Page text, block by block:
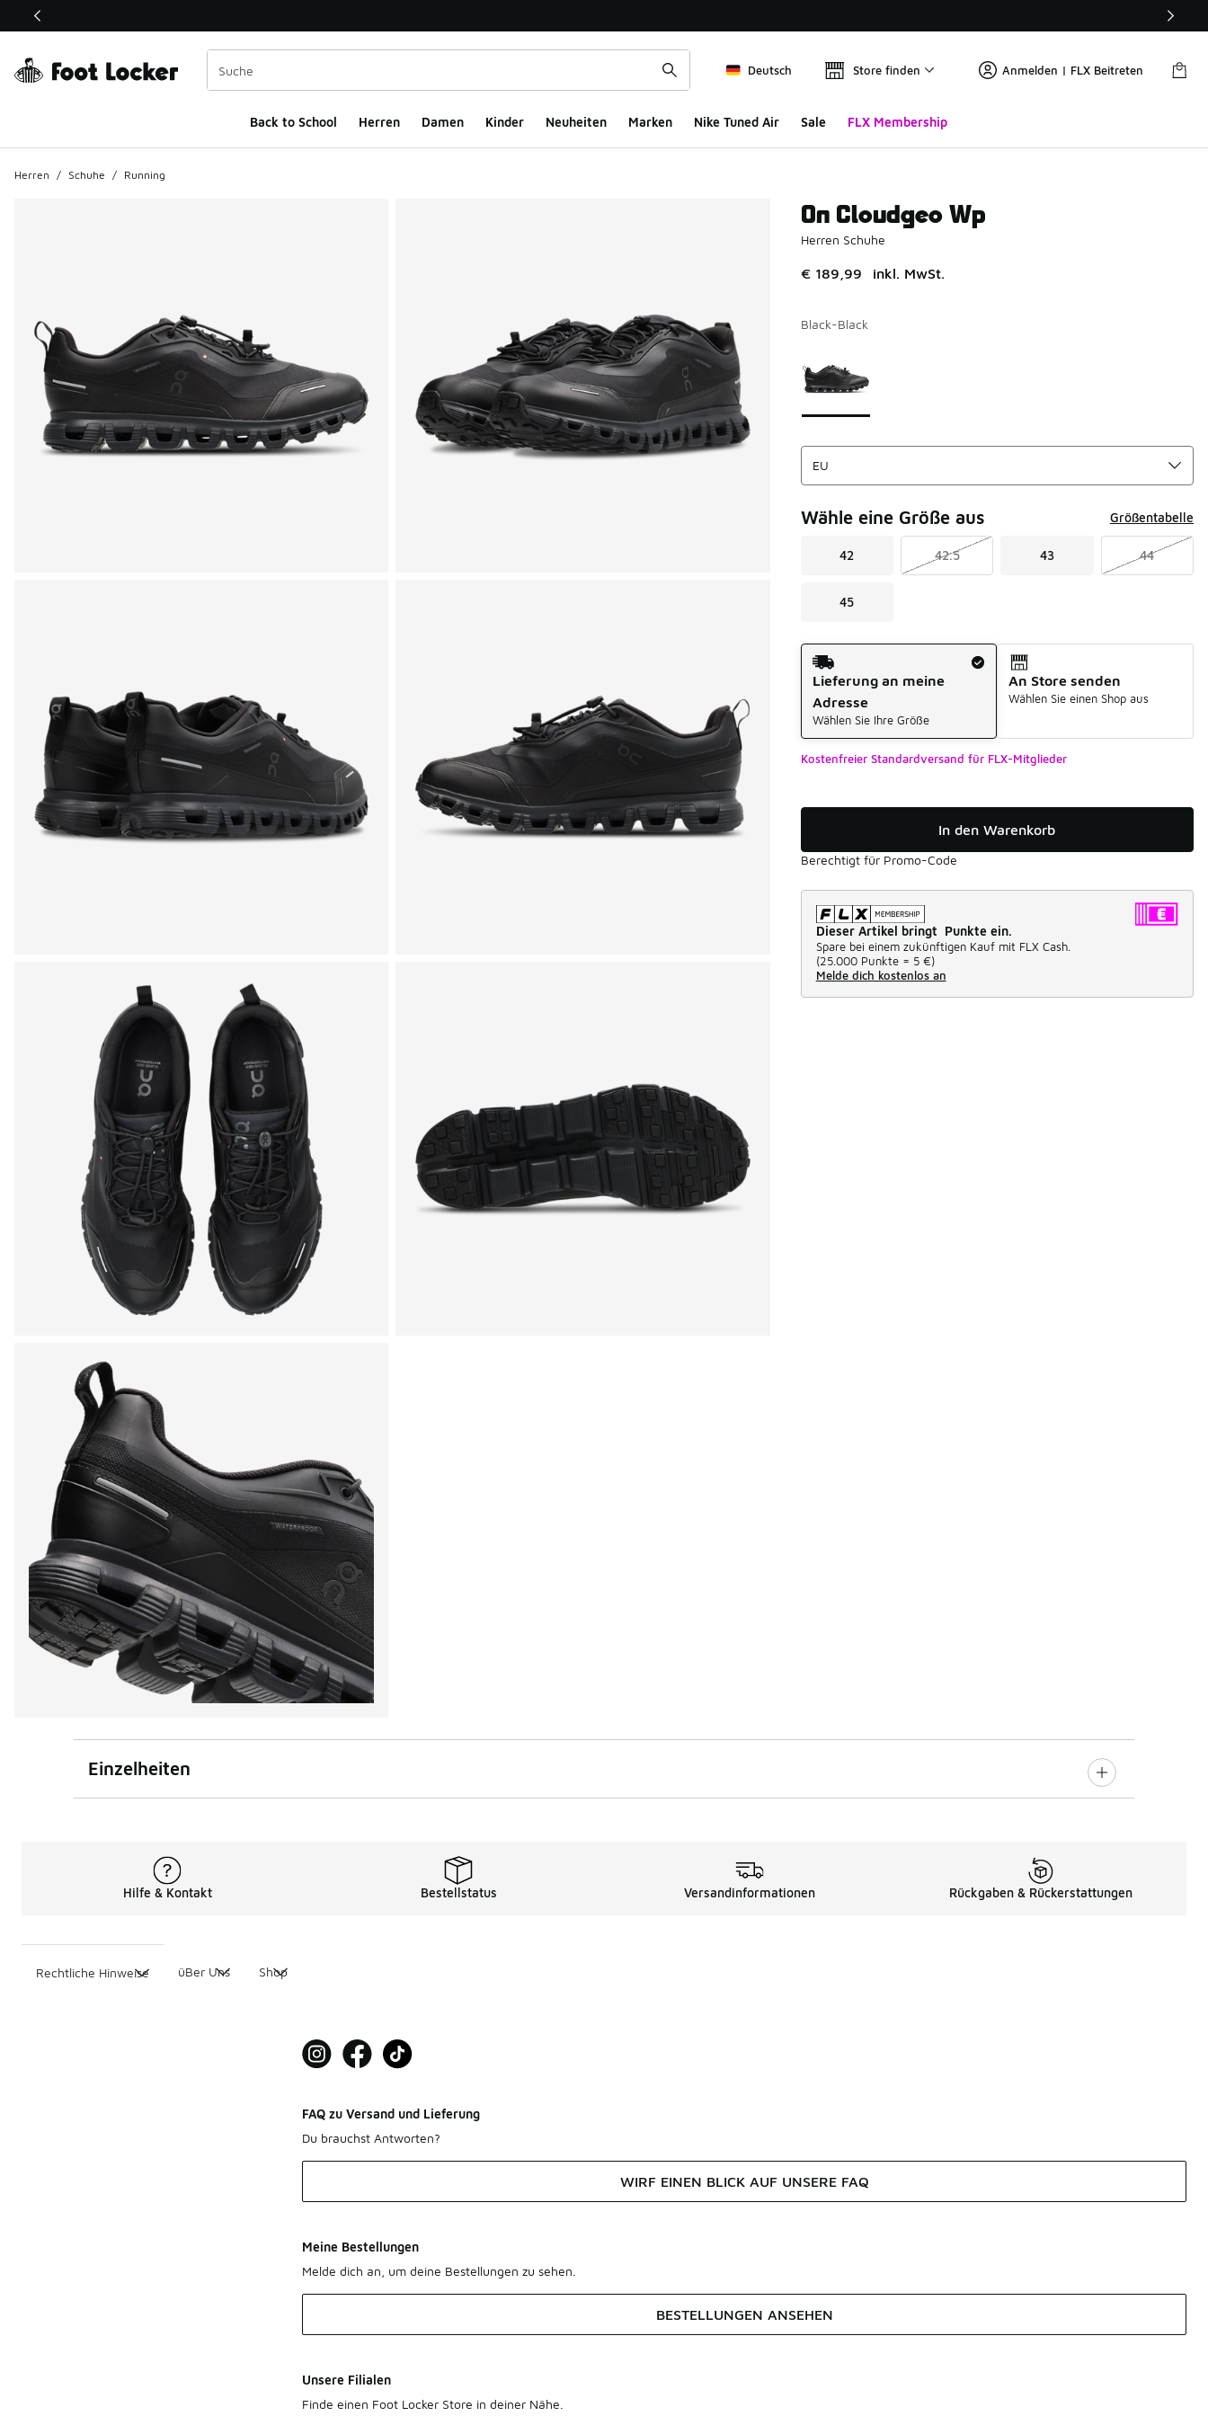
Dieser Link öffnet sich in einem neuen Fenster
Deutsch Store finden Anmelden | FLX Beitreten
Back to School Herren Damen Kinder Neuheiten Marken Nike Tuned Air Sale FLX Membership
Herren / Schuhe / Running
On Cloudgeo Wp
Herren Schuhe
€ 189,99 inkl. MwSt.
Black-Black
Wähle eine Größe aus Größentabelle
42 42.5 43 44
45
Versandart
Lieferung an meine
Adresse
Wählen Sie Ihre Größe
An Store senden
Wählen Sie einen Shop aus
Kostenfreier Standardversand für FLX-Mitglieder
In den Warenkorb
Berechtigt für Promo-Code
Dieser Artikel bringt Punkte ein.
Spare bei einem zukünftigen Kauf mit FLX Cash.
(25.000 Punkte = 5 €)
Melde dich kostenlos an
Einzelheiten
Hilfe & Kontakt Bestellstatus Versandinformationen Rückgaben & Rückerstattungen
Rechtliche Hinweise üBer Uns Shop
FAQ zu Versand und Lieferung
Du brauchst Antworten?
WIRF EINEN BLICK AUF UNSERE FAQ
Meine Bestellungen
Melde dich an, um deine Bestellungen zu sehen.
BESTELLUNGEN ANSEHEN
Unsere Filialen
Finde einen Foot Locker Store in deiner Nähe.